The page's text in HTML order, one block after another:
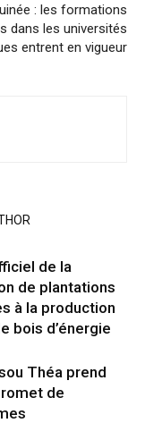
: les formations
dans les universités
entrent en vigueur
de la
de plantations
à la production
bois d’énergie
Théa prend
de